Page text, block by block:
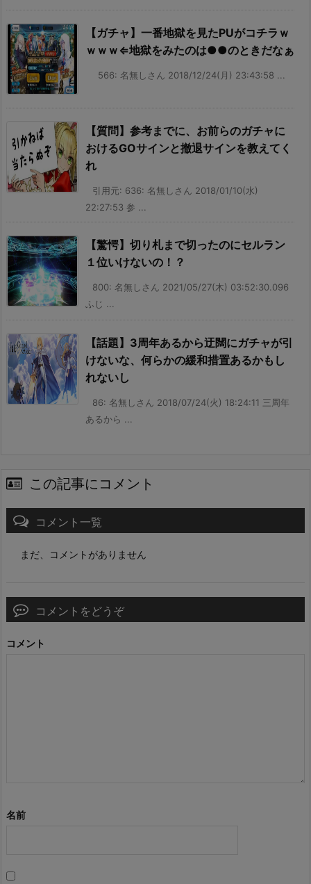
【ガチャ】一番地獄を見たPUがコチラｗ
ｗｗｗ⇐地獄をみたのは●●のときだなぁ
566: 名無しさん 2018/12/24(月) 23:43:58 ...
【質問】参考までに、お前らのガチャに
おけるGOサインと撤退サインを教えてく
れ
引用元: 636: 名無しさん 2018/01/10(水)
22:27:53 参 ...
【驚愕】切り札まで切ったのにセルラン
１位いけないの！？
800: 名無しさん 2021/05/27(木) 03:52:30.096
ふじ ...
【話題】3周年あるから迂闊にガチャが引
けないな、何らかの緩和措置あるかもし
れないし
86: 名無しさん 2018/07/24(火) 18:24:11 三周年
あるから ...
この記事にコメント
コメント一覧
まだ、コメントがありません
コメントをどうぞ
コメント
名前